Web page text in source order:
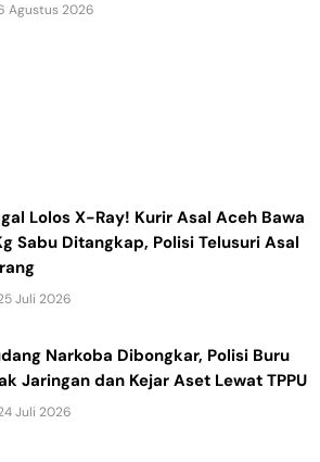
Agustus 2026
Lolos X-Ray! Kurir Asal Aceh Bawa
Sabu Ditangkap, Polisi Telusuri Asal
Juli 2026
Narkoba Dibongkar, Polisi Buru
Jaringan dan Kejar Aset Lewat TPPU
Juli 2026